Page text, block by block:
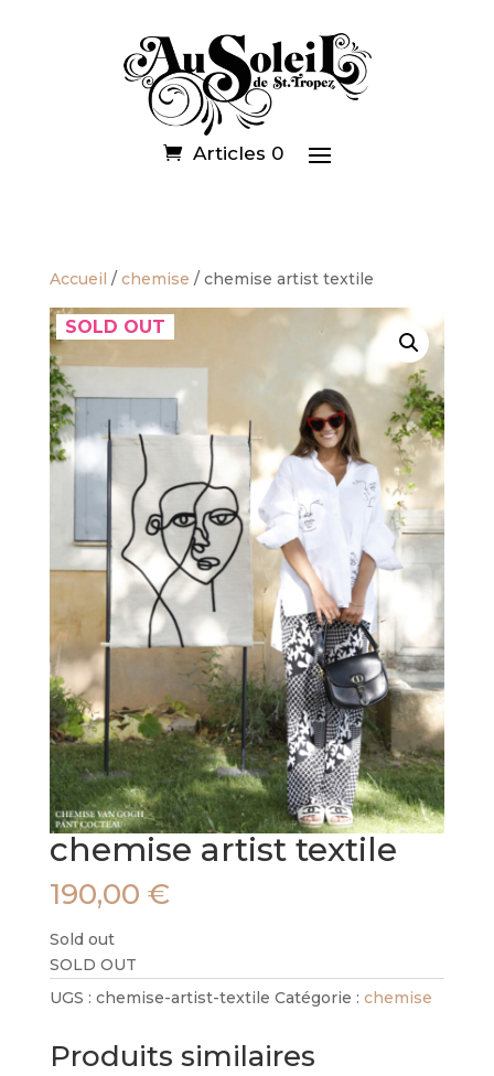
Articles 0
Accueil / chemise / chemise artist textile
SOLD OUT
chemise artist textile
190,00 €
Sold out
SOLD OUT
UGS : chemise-artist-textile Catégorie : chemise
Produits similaires